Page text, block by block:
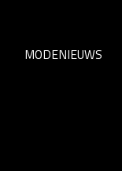
MODENIEUWS